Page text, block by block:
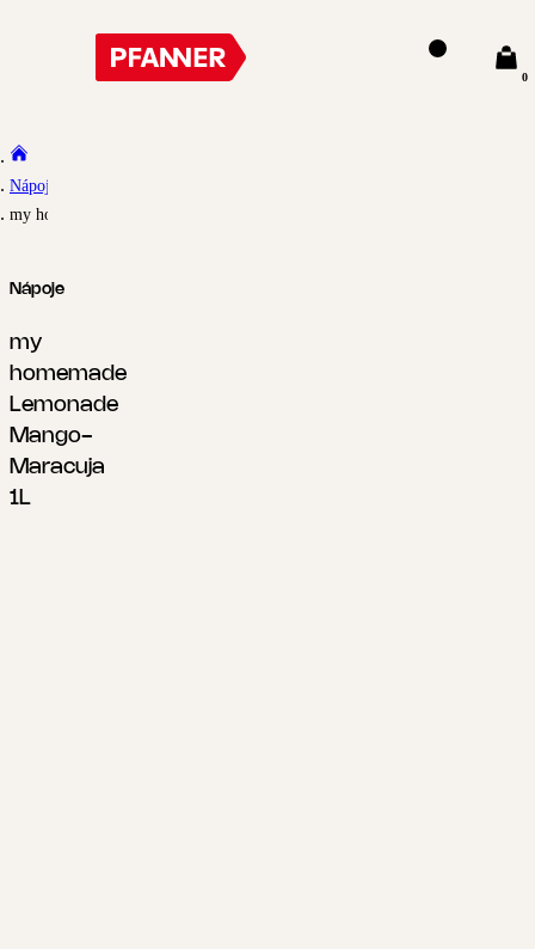
0
Nápoje
my homemade Lemonade Mango-Maracuja 1L
Nápoje
my
homemade
Lemonade
Mango-
Maracuja
1L